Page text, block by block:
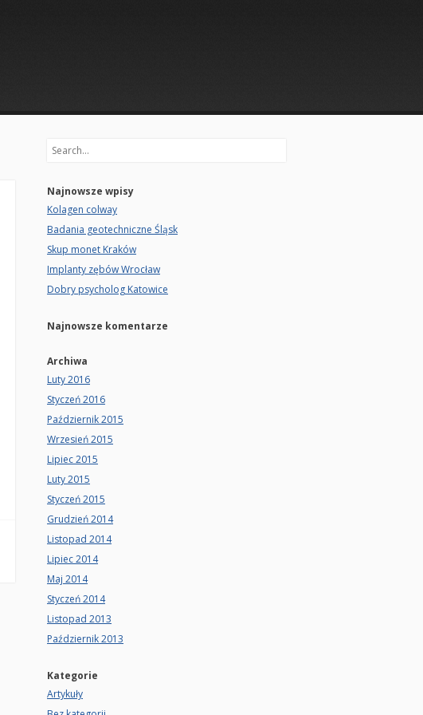
Search
Najnowsze wpisy
Kolagen colway
Badania geotechniczne Śląsk
Skup monet Kraków
Implanty zębów Wrocław
Dobry psycholog Katowice
Najnowsze komentarze
Archiwa
Luty 2016
Styczeń 2016
Październik 2015
Wrzesień 2015
Lipiec 2015
Luty 2015
Styczeń 2015
Grudzień 2014
Listopad 2014
Lipiec 2014
Maj 2014
Styczeń 2014
Listopad 2013
Październik 2013
Kategorie
Artykuły